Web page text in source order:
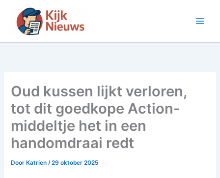
inhoud
Oud kussen lijkt verloren,
tot dit goedkope Action-
middeltje het in een
handomdraai redt
Door Katrien/29 oktober 2025